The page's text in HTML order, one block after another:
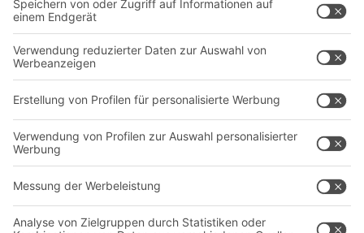
Intralogistiklösungen
Behältersysteme
Regalsysteme
Transportsysteme
Dienstleistungen
Kontaktformular
Unternehmen
Über uns
Produktionsstandorte
Karriere
Follow us